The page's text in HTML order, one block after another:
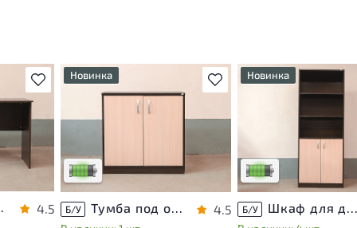
В избранное
Венге 4.5
В избранное
Новинка
У товара присутствуют
незначительные следы
эксплуатации, не влияющие
на удобство его
Низкая степень износа
Б/У Тумба под оргтехнику ЛДСП Венге 4.5
Новинка
эксплуатации, не
использования
Низкая степень
Б/У Шкаф для документов